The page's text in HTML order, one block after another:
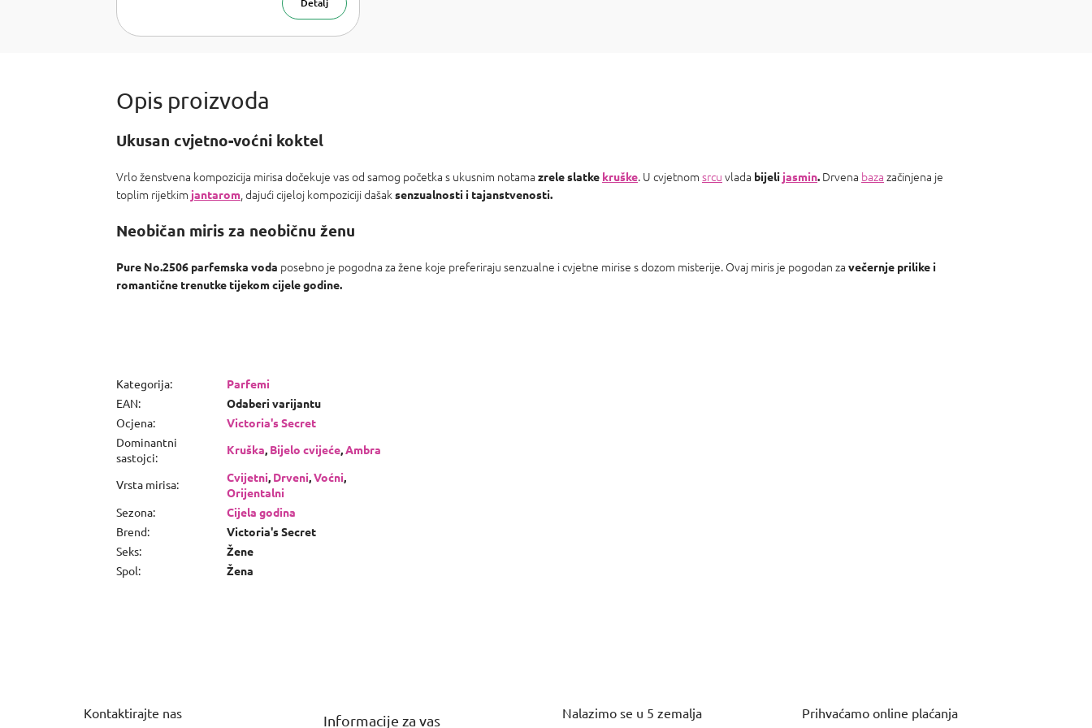
Mademoiselle,
Baccarat R.
540 a Armani
Detalj
Ukusan cvjetno-voćni koktel
Vrlo ženstvena kompozicija mirisa dočekuje vas od samog početka s ukusnim notama zrele slatke kruške. U cvjetnom srcu vlada bijeli jasmin. Drvena baza začinjena je
toplim rijetkim jantarom, dajući cijeloj kompoziciji dašaksenzualnosti i tajanstvenosti.
Neobičan miris za neobičnu ženu
Pure No.2506 parfemska voda posebno je pogodna za žene koje preferiraju senzualne i cvjetne mirise s dozom misterije. Ovaj miris je pogodan za večernje prilike i
romantične trenutke tijekom cijele godine.
Kategorija:
Parfemi
EAN:
Odaberi varijantu
Ocjena:
Victoria's Secret
Dominantni
sastojci:
Kruška, Bijelo cvijeće,Ambra
Vrsta mirisa: Cvijetni, Drveni,Voćni,
Orijentalni
Sezona:
Cijela godina
Brend:
Victoria's Secret
Seks:
Žene
Spol: Žena
Kontaktirajte nas Informacije za vas Nalazimo se u 5 zemalja Prihvaćamo online plaćanja